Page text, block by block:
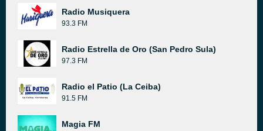
Radio Musiquera
93.3 FM
Radio Estrella de Oro (San Pedro Sula)
97.3 FM
Radio el Patio (La Ceiba)
91.5 FM
Magia FM